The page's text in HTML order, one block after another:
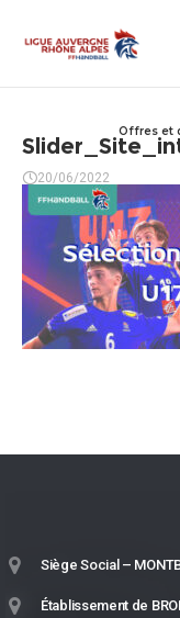
Offres et
20/06/2022
Siège Social –
Établissement de